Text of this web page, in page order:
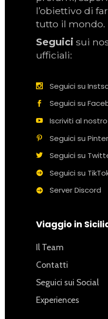
l’obiettivo di
tutto il mondo.
Seguici sui
ufficiali:
Seguici su
Seguici su
Iscriviti al
Seguici su
Seguici su
Seguici su
Server Discord
Viaggio in
Il Team
Contatti
Seguici sui Social
Experiences